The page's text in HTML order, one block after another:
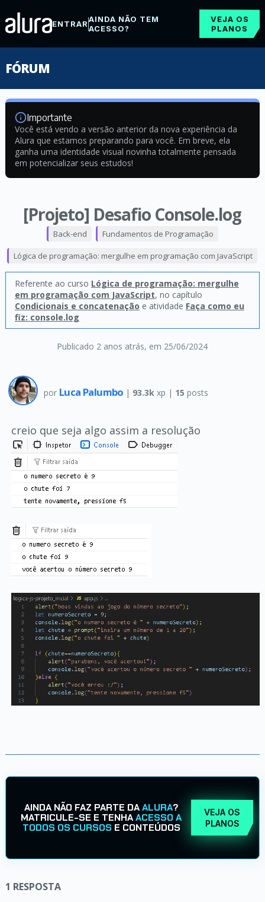
ENTRARAINDA NÃO TEM
ACESSO?
VEJA OS
PLANOS
FÓRUM
Importante
Você está vendo a versão anterior da nova experiência da
Alura que estamos preparando para você. Em breve, ela
ganha uma identidade visual novinha totalmente pensada
em potencializar seus estudos!
[Projeto] Desafio Console.log
Publicado 2 anos atrás, em 25/06/2024
Back-end Fundamentos de Programação
Lógica de programação: mergulhe em programação com JavaScript
Referente ao curso Lógica de programação: mergulhe
em programação com JavaScript, no capítulo
Condicionais e concatenação e atividade Faça como eu
fiz: console.log
por Luca Palumbo | 93.3k xp | 15 posts
creio que seja algo assim a resolução
AINDA NÃO FAZ PARTE DAALURA?
MATRICULE-SE E TENHAACESSO A
TODOS OS CURSOS E CONTEÚDOS
VEJA OS
PLANOS
1 RESPOSTA